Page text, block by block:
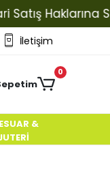
Haklarına
İletişim
0
&